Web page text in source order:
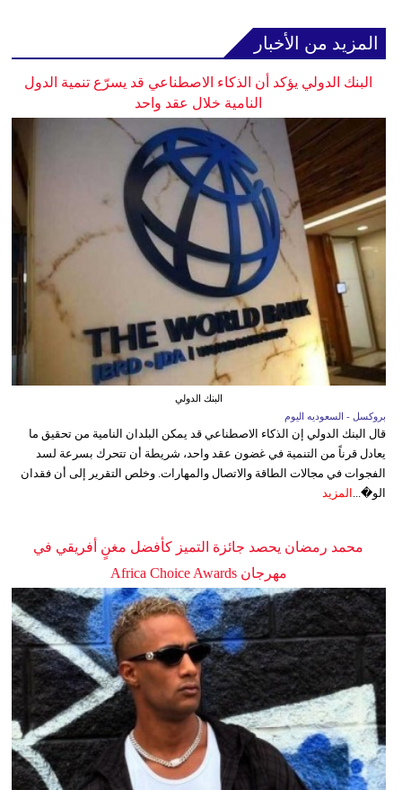
المزيد من الأخبار
البنك الدولي يؤكد أن الذكاء الاصطناعي قد يسرّع تنمية الدول
النامية خلال عقد واحد
البنك الدولي
بروكسل - السعوديه اليوم
قال البنك الدولي إن الذكاء الاصطناعي قد يمكن البلدان النامية من تحقيق ما
يعادل قرناً من التنمية في غضون عقد واحد، شريطة أن تتحرك بسرعة لسد
الفجوات في مجالات الطاقة والاتصال والمهارات. وخلص التقرير إلى أن فقدان
الو�... المزيد
محمد رمضان يحصد جائزة التميز كأفضل مغنٍ أفريقي في
مهرجان Africa Choice Awards